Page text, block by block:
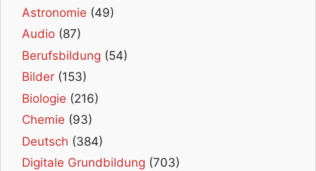
Astronomie (49)
Audio (87)
Berufsbildung (54)
Bilder (153)
Biologie (216)
Chemie (93)
Deutsch (384)
Digitale Grundbildung (703)